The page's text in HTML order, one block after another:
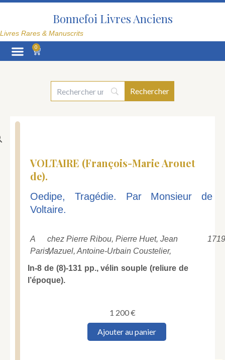
Aller
Bonnefoi Livres Anciens
Livres Rares & Manuscrits
0
Panier
VOLTAIRE (François-Marie Arouet
de).
Oedipe, Tragédie. Par Monsieur de
Voltaire.
A
Paris,
chez Pierre Ribou, Pierre Huet, Jean
Mazuel, Antoine-Urbain Coustelier,
In-8 de (8)-131 pp., vélin souple (reliure de
l’époque).
1 200€
quantitéAjouter au panier